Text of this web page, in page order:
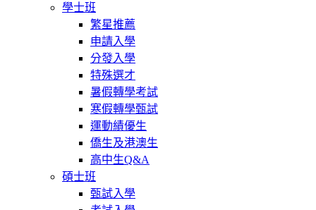
學士班
繁星推薦
申請入學
分發入學
特殊選才
暑假轉學考試
寒假轉學甄試
運動績優生
僑生及港澳生
高中生Q&A
碩士班
甄試入學